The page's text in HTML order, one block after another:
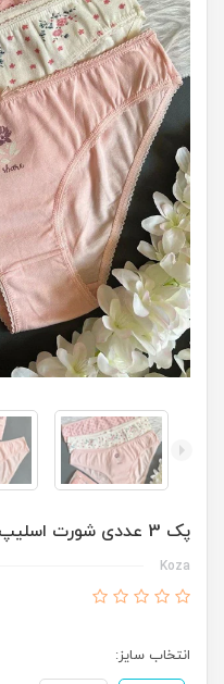
پک 3 عددی شورت اسلیپ کوزا
Koza
انتخاب سایز: